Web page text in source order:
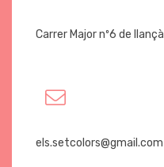
Carrer Major nº6 de llançà
els.setcolors@gmail.com